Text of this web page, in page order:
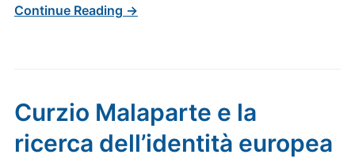
Continue Reading →
Curzio Malaparte e la
ricerca dell’identità europea